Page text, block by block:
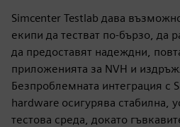
Simcenter Testlab дава
екипи да тестват по-бързо, да
да предоставят надеждни,
приложенията за NVH и
Безпроблемната интеграция с
hardware осигурява стабилна,
тестова среда, докато